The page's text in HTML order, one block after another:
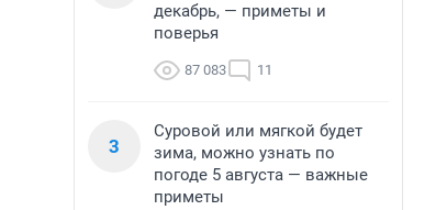
декабрь, — приметы и
поверья
87 083 11
3
Суровой или мягкой будет
зима, можно узнать по
погоде 5 августа — важные
приметы